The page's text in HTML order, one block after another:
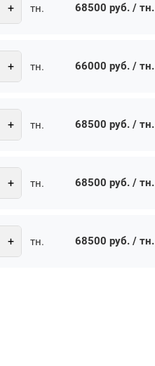
+ тн. 68500 руб. / тн.
+ тн. 66000 руб. / тн.
+ тн. 68500 руб. / тн.
+ тн. 68500 руб. / тн.
+ тн. 68500 руб. / тн.